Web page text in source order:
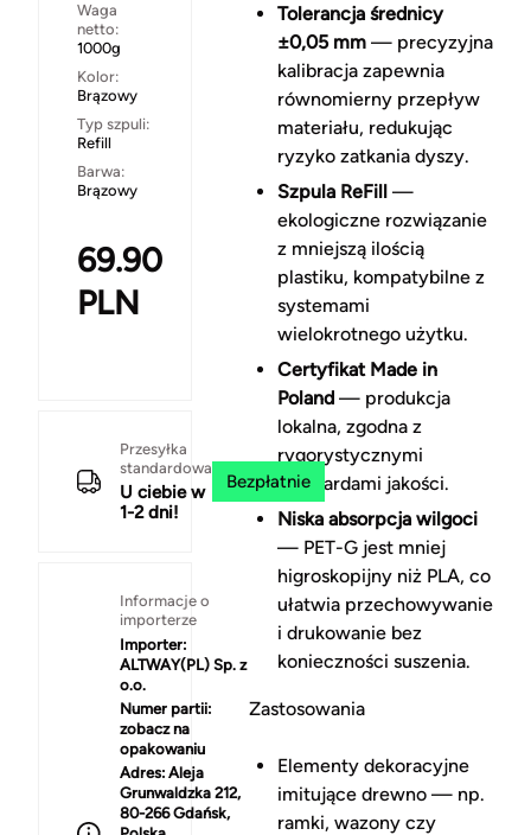
Waga
netto:
1000g
Kolor:
Brązowy
Typ szpuli:
Refill
Barwa:
Brązowy
69.90
PLN
Przesyłka
standardowa
U ciebie w
1-2 dni!
Bezpłatnie
Informacje o
importerze
Importer:
ALTWAY(PL) Sp. z
o.o.
Numer partii:
zobacz na
opakowaniu
Adres: Aleja
Grunwaldzka 212,
80-266 Gdańsk,
Tolerancja średnicy
±0,05 mm— precyzyjna
kalibracja zapewnia
równomierny przepływ
materiału, redukując
ryzyko zatkania dyszy.
Szpula ReFill—
ekologiczne rozwiązanie
z mniejszą ilością
plastiku, kompatybilne z
systemami
wielokrotnego użytku.
Certyfikat Made in
Poland— produkcja
lokalna, zgodna z
rygorystycznymi
standardami jakości.
Niska absorpcja wilgoci
— PET-G jest mniej
higroskopijny niż PLA, co
ułatwia przechowywanie
i drukowanie bez
konieczności suszenia.
Zastosowania
Elementy dekoracyjne
imitujące drewno — np.
ramki, wazony czy